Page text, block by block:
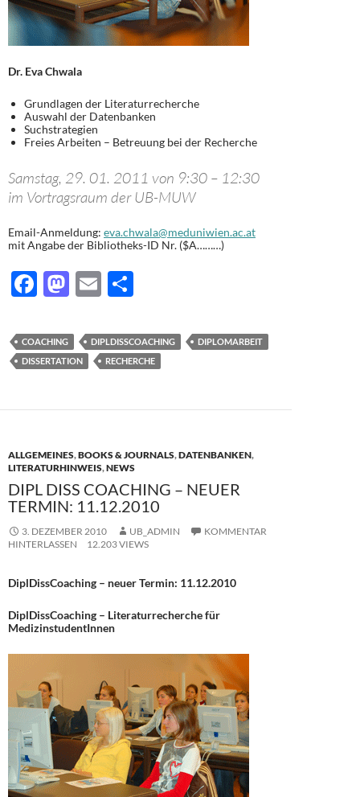
Dr. Eva Chwala
Grundlagen der Literaturrecherche
Auswahl der Datenbanken
Suchstrategien
Freies Arbeiten – Betreuung bei der Recherche
Samstag, 29. 01. 2011 von 9:30 – 12:30
im Vortragsraum der UB-MUW
Email-Anmeldung: eva.chwala@meduniwien.ac.at
mit Angabe der Bibliotheks-ID Nr. ($A………)
F
e
b
o
M
to
d
n
E
ail le
n
COACHING DIPLDISSCOACHING
DIPLOMARBEIT
DISSERTATION
RECHERCHE
ALLGEMEINES,BOOKS & JOURNALS,DATENBANKEN,
LITERATURHINWEIS,NEWS
DIPL DISS COACHING – NEUER
TERMIN: 11.12.2010
3. DEZEMBER 2010 UB_ADMIN
KOMMENTAR
HINTERLASSEN
12.203 VIEWS
DiplDissCoaching – neuer Termin: 11.12.2010
DiplDissCoaching – Literaturrecherche für
MedizinstudentInnen